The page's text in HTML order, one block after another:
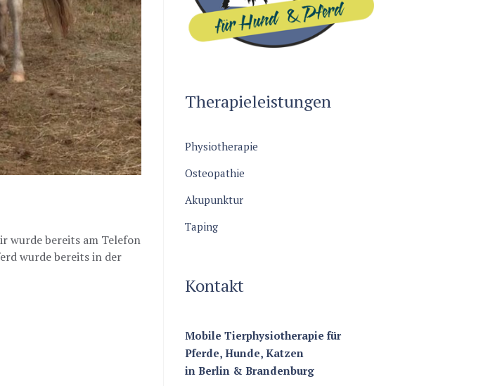
wurde bereits am Telefon
wurde bereits in der
Therapieleistungen
Physiotherapie
Osteopathie
Akupunktur
Taping
Kontakt
Mobile Tierphysiotherapie für
Pferde, Hunde, Katzen
in Berlin & Brandenburg